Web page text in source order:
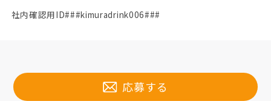
社内確認用ID###kimuradrink006###
応募する